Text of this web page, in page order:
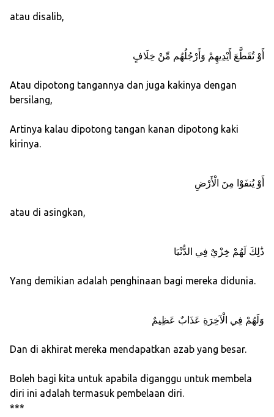
atau disalib,
أَوْ تُقَطَّعَ أَيْدِيهِمْ وَأَرْجُلُهُم مِّنْ خِلَافٍ
Atau dipotong tangannya dan juga kakinya dengan
bersilang,
Artinya kalau dipotong tangan kanan dipotong kaki
kirinya.
أَوْ يُنفَوْا مِنَ الْأَرْضِ
atau di asingkan,
ذَٰلِكَ لَهُمْ خِزْيٌ فِي الدُّنْيَا
Yang demikian adalah penghinaan bagi mereka didunia.
وَلَهُمْ فِي الْآخِرَةِ عَذَابٌ عَظِيمٌ
Dan di akhirat mereka mendapatkan azab yang besar.
Boleh bagi kita untuk apabila diganggu untuk membela
diri ini adalah termasuk pembelaan diri.
***